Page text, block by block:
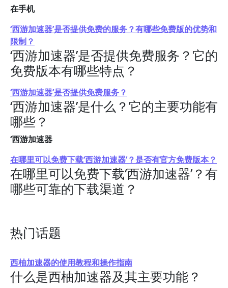
在手机
‘西游加速器’是否提供免费的服务？有哪些免费版的优势和
限制？
‘西游加速器’是否提供免费服务？它的
免费版本有哪些特点？
‘西游加速器’是否提供免费服务？
‘西游加速器’是什么？它的主要功能有
哪些？
‘西游加速器
在哪里可以免费下载‘西游加速器’？是否有官方免费版本？
在哪里可以免费下载‘西游加速器’？有
哪些可靠的下载渠道？
热门话题
西柚加速器的使用教程和操作指南
什么是西柚加速器及其主要功能？